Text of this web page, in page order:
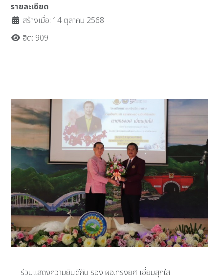
รายละเอียด
สร้างเมื่อ: 14 ตุลาคม 2568
ฮิต: 909
ร่วมแสดงความยินดีกับ รอง ผอ.ทรงยศ เอี่ยมสุกใส